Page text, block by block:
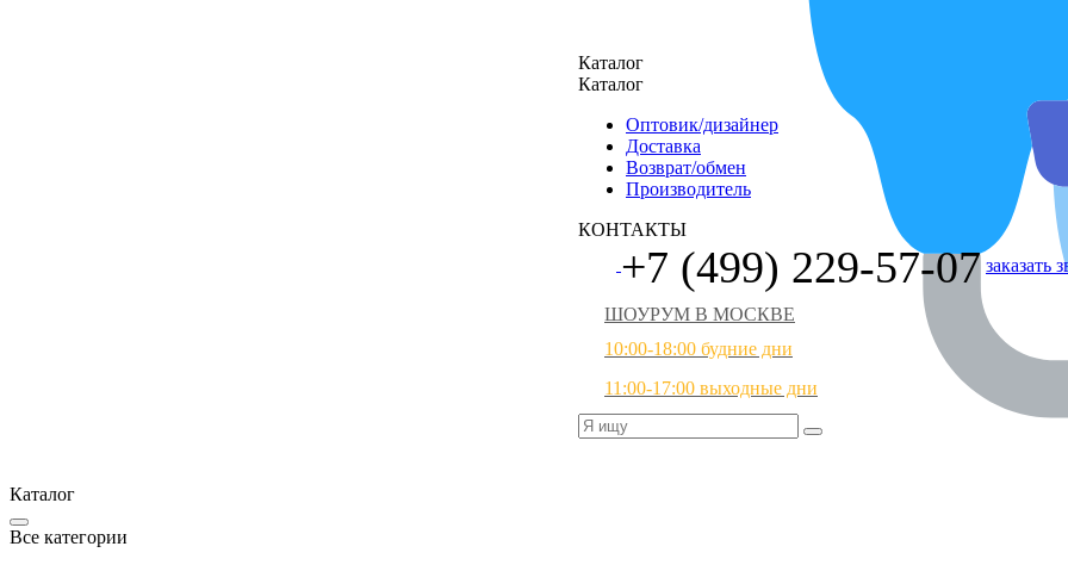
Каталог
Каталог
Оптовик/дизайнер
Доставка
Возврат/обмен
Производитель
КОНТАКТЫ
+7 (499) 229-57-07 заказать
ШОУРУМ В МОСКВЕ
10:00-18:00 будние дни
11:00-17:00 выходные дни
Каталог
Все категории